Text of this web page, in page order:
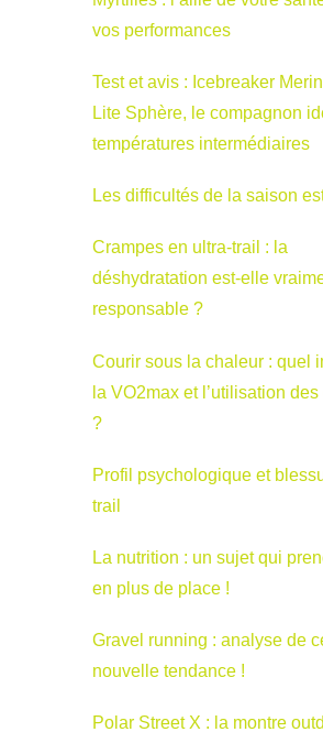
vos performances
Test et avis : Icebreaker
Lite Sphère, le compagnon
températures intermédiaires
Les difficultés de la saison
Crampes en ultra-trail : la
déshydratation est-elle
responsable ?
Courir sous la chaleur : quel
la VO2max et l’utilisation
?
Profil psychologique et
trail
La nutrition : un sujet qui
en plus de place !
Gravel running : analyse de
nouvelle tendance !
Polar Street X : la montre